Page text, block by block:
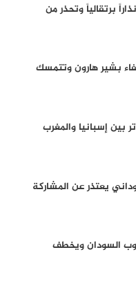
برتقالياً وتحذر من
بشير هارون وتتمسك
بين إسبانيا والمغرب
يعتذر عن المشاركة
السودان ويخطف